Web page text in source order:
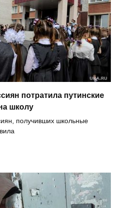
потратила путинские
школу
получивших школьные